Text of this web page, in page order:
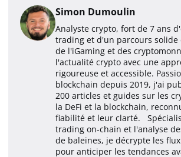
Simon Dumoulin
Analyste crypto, fort de 7 ans
trading et d'un parcours
de l'iGaming et des
l'actualité crypto avec une
rigoureuse et accessible.
blockchain depuis 2019, j'ai
200 articles et guides sur les
la DeFi et la blockchain,
fiabilité et leur clarté.
trading on-chain et l'analyse
de baleines, je décrypte les
pour anticiper les tendances